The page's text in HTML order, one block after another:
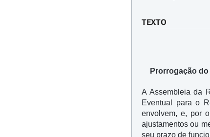
TEXTO
Prorrogação
A Assembleia da
Eventual para o
envolvem, e, por
ajustamentos ou
seu prazo de